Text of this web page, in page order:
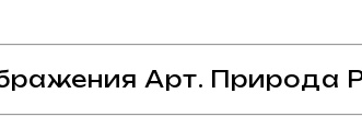
Арт. Природа